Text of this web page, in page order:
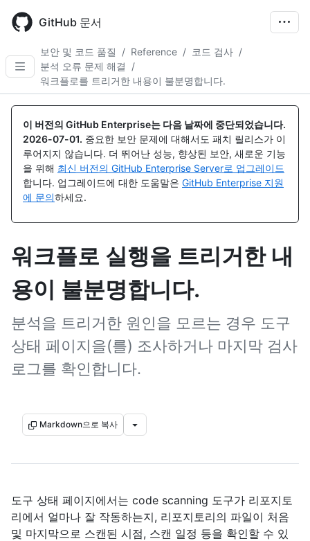
main
GitHub 문서
보안 및 코드 품질 / Reference / 코드 검사 /
분석 오류 문제 해결
/
워크플로를 트리거한 내용이 불분명합니다.
이 버전의 GitHub Enterprise는 다음 날짜에 중단되었습니다.
2026-07-01. 중요한 보안 문제에 대해서도 패치 릴리스가 이
루어지지 않습니다. 더 뛰어난 성능, 향상된 보안, 새로운 기능
을 위해 최신 버전의 GitHub Enterprise Server로 업그레이드
합니다. 업그레이드에 대한 도움말은 GitHub Enterprise 지원
에 문의하세요.
워크플로 실행을 트리거한 내
용이 불분명합니다.
분석을 트리거한 원인을 모르는 경우 도구
상태 페이지을(를) 조사하거나 마지막 검사
로그를 확인합니다.
Markdown으로 복사
도구 상태 페이지에서는 code scanning 도구가 리포지토
리에서 얼마나 잘 작동하는지, 리포지토리의 파일이 처음
및 마지막으로 스캔된 시점, 스캔 일정 등을 확인할 수 있